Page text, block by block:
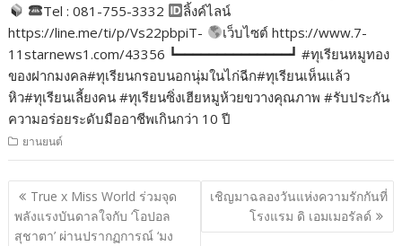
Tel : 081-755-3332
ลิ้งค์ไลน์
https://line.me/ti/p/Vs22pbpiT-
เว็บไซต์ https://www.7-
11starnews1.com/43356 ┗━━━━━━━━━━━━━━┛ #ทุเรียนหมูทอง
ของฝากมงคล#ทุเรียนกรอบนอกนุ่มในไก่ฉีก#ทุเรียนเห็นแล้ว
หิว#ทุเรียนเลี้ยงคน #ทุเรียนซิ่งเฮียหมูห้วยขวางคุณภาพ #รับประกัน
ความอร่อยระดับมืออาชีพเกินกว่า 10 ปี
ยานยนต์
แนะแนว
เรื่อง
True x Miss World ร่วมจุด
พลังแรงบันดาลใจกับ ‘โอปอล
สุชาตา’ ผ่านปรากฏการณ์ ‘มง
เชิญมาฉลองวันแห่งความรักกันที่
โรงแรม ดิ เอมเมอรัลด์